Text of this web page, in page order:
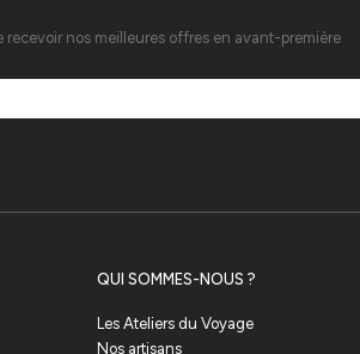
nos meilleures offres en avant-première
QUI SOMMES-NOUS ?
Les Ateliers du Voyage
Nos artisans